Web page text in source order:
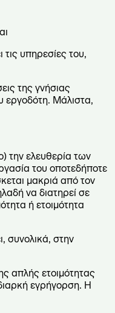
υπηρεσίες του,
της γνήσιας
εργοδότη. Μάλιστα,
την ελευθερία των
του οποτεδήποτε
μακριά από τον
να διατηρεί σε
ή ετοιμότητα
συνολικά, στην
απλής ετοιμότητας
εγρήγορση. Η